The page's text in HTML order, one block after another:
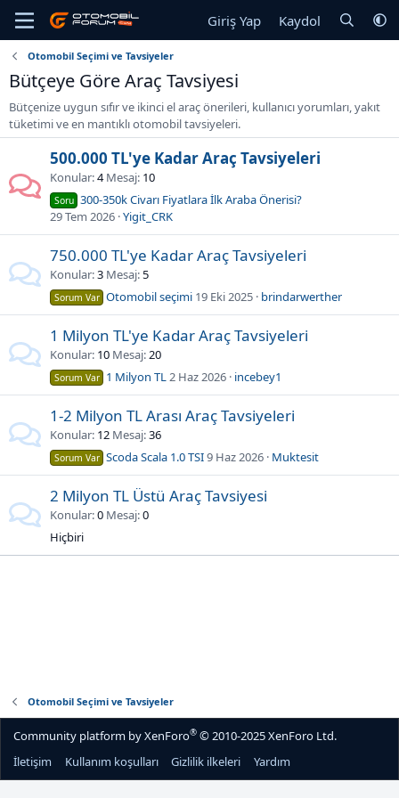
Giriş Yap Kaydol
Otomobil Seçimi ve Tavsiyeler
Bütçeye Göre Araç Tavsiyesi
Bütçenize uygun sıfır ve ikinci el araç önerileri, kullanıcı yorumları, yakıt
tüketimi ve en mantıklı otomobil tavsiyeleri.
500.000 TL'ye Kadar Araç Tavsiyeleri
Konular 4 Mesaj 10
Soru 300-350k Civarı Fiyatlara İlk Araba Önerisi?
29 Tem 2026 Yigit_CRK
750.000 TL'ye Kadar Araç Tavsiyeleri
Konular 3 Mesaj 5
Sorum Var Otomobil seçimi 19 Eki 2025 brindarwerther
1 Milyon TL'ye Kadar Araç Tavsiyeleri
Konular 10 Mesaj 20
Sorum Var 1 Milyon TL2 Haz 2026 incebey1
1-2 Milyon TL Arası Araç Tavsiyeleri
Konular 12 Mesaj 36
Sorum Var Scoda Scala 1.0 TSI9 Haz 2026 Muktesit
2 Milyon TL Üstü Araç Tavsiyesi
Konular 0 Mesaj 0
Hiçbiri
Otomobil Seçimi ve Tavsiyeler
Community platform by XenForo® © 2010-2025 XenForo Ltd.
İletişim
Kullanım koşulları Gizlilik ilkeleri Yardım